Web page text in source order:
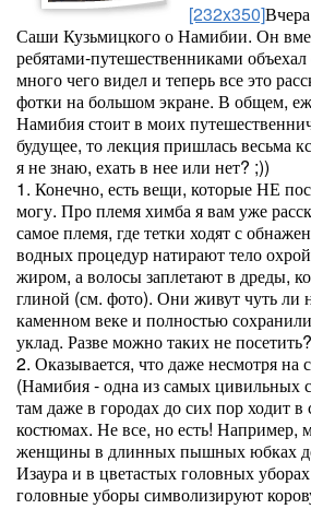
[232x350]
Саши Кузьмицкого о Намибии. Он
ребятами-путешественниками
много чего видел и теперь все это
фотки на большом экране. В общем,
Намибия стоит в моих
будущее, то лекция пришлась весьма
я не знаю, ехать в нее или нет? ;))
1. Конечно, есть вещи, которые НЕ
могу. Про племя химба я вам уже
самое племя, где тетки ходят с
водных процедур натирают тело
жиром, а волосы заплетают в дреды,
глиной (см. фото). Они живут чуть ли
каменном веке и полностью
уклад. Разве можно таких не
2. Оказывается, что даже несмотря на
(Намибия - одна из самых цивильных
там даже в городах до сих пор ходит
костюмах. Не все, но есть! Например,
женщины в длинных пышных юбках
Изаура и в цветастых головных
головные уборы символизируют